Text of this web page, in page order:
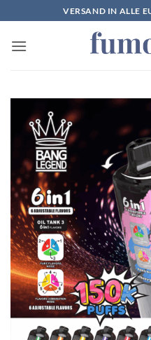
Inhalt
springen
VERSAND IN ALLE